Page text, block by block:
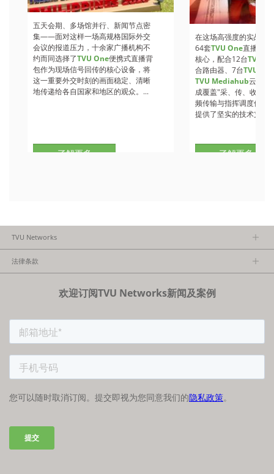
五天会期、多场馆并行、新闻节点密
集——面对这样一场高规格国际外交
会议的报道压力，十余家广播机构不
约而同选择了TVU One便携式直播背
包作为现场信号回传的核心设备，将
这一重要外交时刻的画面稳定、清晰
地传递给各自国家和地区的观众。...
了解更多
在这场高强度的实战检
64套TVU One直播背
核心，配合12台TVU
合路由器、7台TVU
TVU Mediahub云调度
成覆盖"采、传、收、
频传输与指挥调度保障
提供了坚实的技术支撑
了解更多
TVU Networks
法律条款
欢迎订阅TVU Networks新闻及案例